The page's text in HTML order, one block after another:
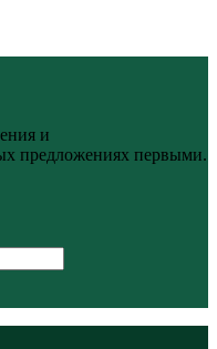
и
предложениях первыми.